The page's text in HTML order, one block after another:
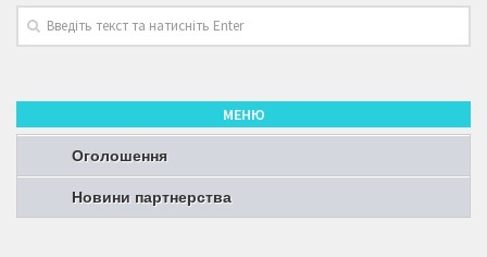
МЕНЮ
Оголошення
Новини партнерства